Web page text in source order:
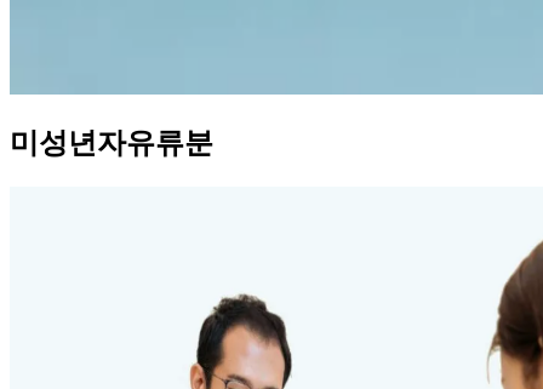
미성년자유류분